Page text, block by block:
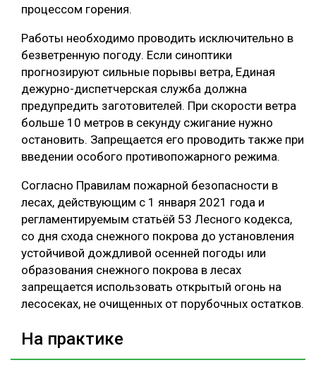
процессом горения.
Работы необходимо проводить исключительно в
безветренную погоду. Если синоптики
прогнозируют сильные порывы ветра, Единая
дежурно-диспетчерская служба должна
предупредить заготовителей. При скорости ветра
больше 10 метров в секунду сжигание нужно
остановить. Запрещается его проводить также при
введении особого противопожарного режима.
Согласно Правилам пожарной безопасности в
лесах, действующим с 1 января 2021 года и
регламентируемым статьёй 53 Лесного кодекса,
со дня схода снежного покрова до установления
устойчивой дождливой осенней погоды или
образования снежного покрова в лесах
запрещается использовать открытый огонь на
лесосеках, не очищенных от порубочных остатков.
На практике